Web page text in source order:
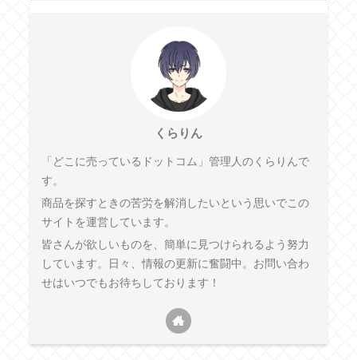
くらりん
「どこに売っているドットコム」管理人のくらりんで
す。
商品を探すときの苦労を解消したいという思いでこの
サイトを運営しています。
皆さんが欲しいものを、簡単に見つけられるよう努力
しています。日々、情報の更新に奮闘中。お問い合わ
せはいつでもお待ちしております！